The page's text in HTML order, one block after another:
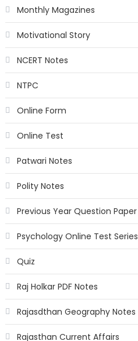
Monthly Magazines
Motivational Story
NCERT Notes
NTPC
Online Form
Online Test
Patwari Notes
Polity Notes
Previous Year Question Paper
Psychology Online Test Series
Quiz
Raj Holkar PDF Notes
Rajasdthan Geography Notes
Rajasthan Current Affairs